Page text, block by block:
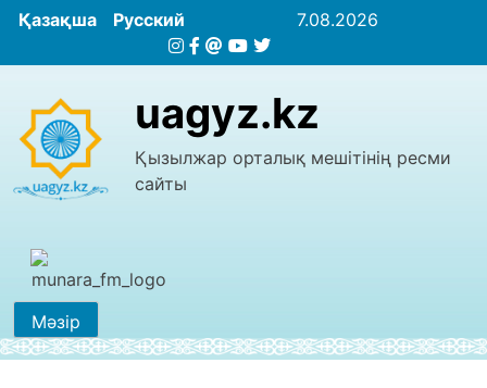
Қазақша Русский 7.08.2026
uagyz.kz
Қызылжар орталық мешітінің ресми
сайты
Мәзір